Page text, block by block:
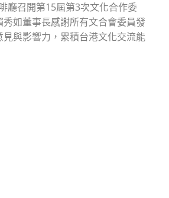
廳召開第15屆第3次文化合作委
秀如董事長感謝所有文合會委員發
與影響力，累積台港文化交流能